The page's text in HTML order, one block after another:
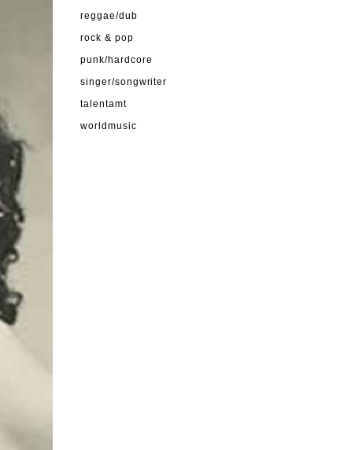
reggae/dub
rock & pop
punk/hardcore
singer/songwriter
talentamt
worldmusic